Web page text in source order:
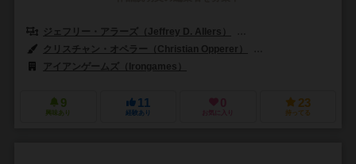
ジェフリー・アラーズ（Jeffrey D. Allers）
クリスチャン・オペラー（Christian Opperer）
アイアンゲームズ（Irongames）
9
興味あり
11
経験あり
0
お気に入り
23
持ってる